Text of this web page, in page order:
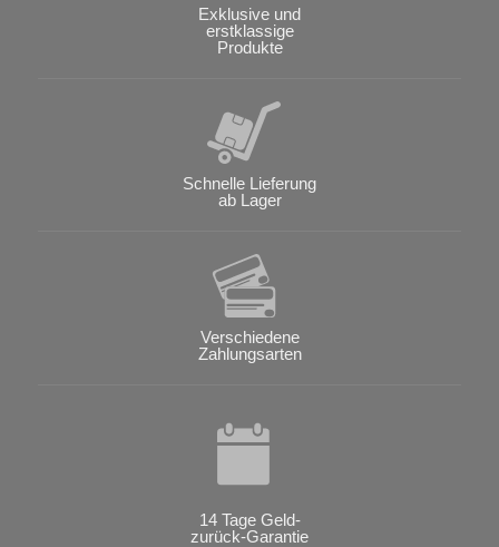
Exklusive und
erstklassige
Produkte
Schnelle Lieferung
ab Lager
Verschiedene
Zahlungsarten
14 Tage Geld-
zurück-Garantie